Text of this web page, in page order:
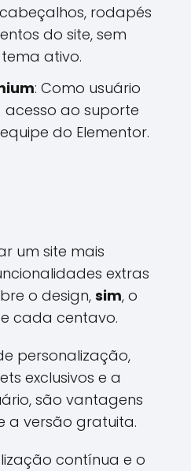
rodapés
do site, sem
ativo.
: Como usuário
acesso ao suporte
do Elementor.
um site mais
extras
o design, sim, o
cada centavo.
personalização,
exclusivos e a
são vantagens
a versão gratuita.
contínua e o